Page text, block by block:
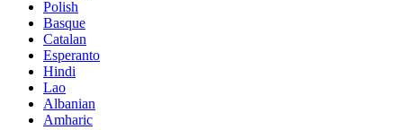
Polish
Basque
Catalan
Esperanto
Hindi
Lao
Albanian
Amharic